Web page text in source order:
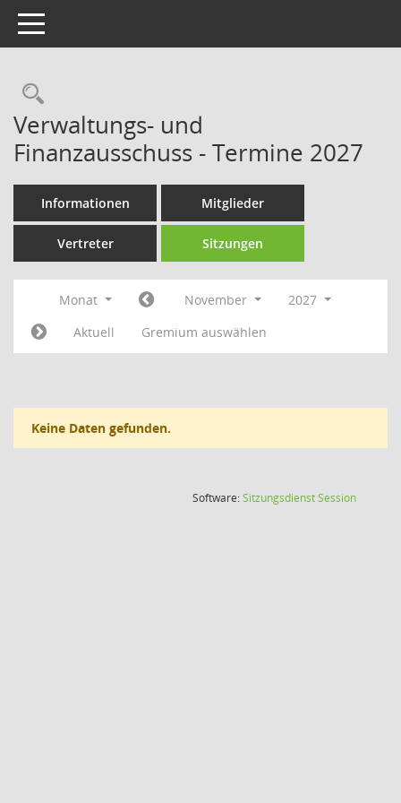
Toggle navigation
Rechercheauswahl
Verwaltungs- und
Finanzausschuss - Termine 2027
Informationen Mitglieder
Vertreter Sitzungen
Monat November
2027
Aktuell
Gremium auswählen
Keine Daten gefunden.
Software:SitzungsdienstSession(Wird in